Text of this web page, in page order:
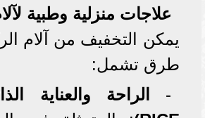
علاجات منزلية وطبية
يمكن التخفيف من آلام
طرق تشمل:
-
الراحة والعناية